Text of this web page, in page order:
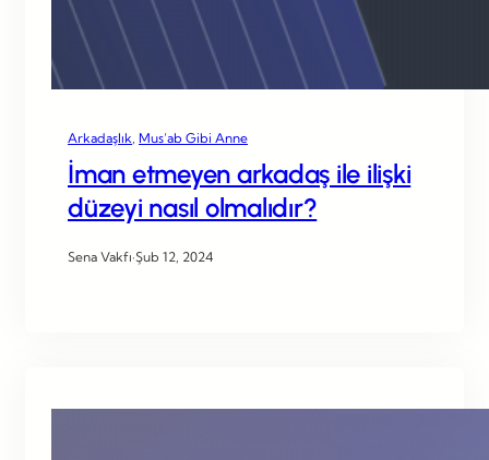
Arkadaşlık Mus’ab Gibi Anne
İman etmeyen arkadaş ile ilişki
düzeyi nasıl olmalıdır?
Sena Vakfı·Şub 12, 2024